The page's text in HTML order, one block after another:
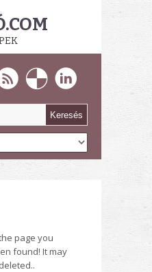
page you
found! It may